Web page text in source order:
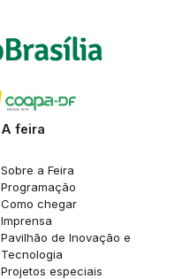
A feira
Sobre a Feira
Programação
Como chegar
Imprensa
Pavilhão de Inovação e
Tecnologia
Projetos especiais